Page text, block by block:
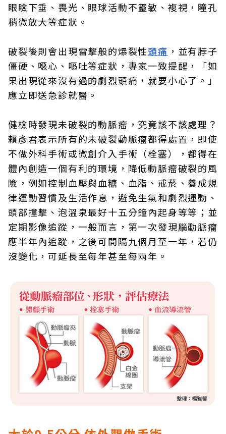
眼瞼下垂、畏光、眼球活動不靈敏、複視，瞳孔
稍微放大等症狀。
破裂後則會出現雷擊般的爆裂性頭痛 ，並有脖子
僵硬、噁心、嘔吐等症狀，專家一致提醒，「如
果出現從來沒有過的劇烈頭痛，就要小心了。」
應立即送急診就醫。
健檢時發現未破裂的動脈瘤，究竟該不該處理？
賴彥君表示所有的未破裂動脈瘤都得處置，即使
不做外科手術或微創介入手術（栓塞），都得在
體內創造一個有利的環境，降低動脈瘤破裂的風
險，例如控制血壓與血糖、血脂、戒菸、養成規
律運動習慣及生活作息，避免生氣和劇烈運動、
頭部撞擊、泡溫泉最好十五分鐘內起身等等；並
定期影像追蹤，一般而言，第一次發現腦動脈瘤
應半年內追蹤，之後可間隔九個月至一年，若仍
沒變化，可延長至每年甚至每兩年。